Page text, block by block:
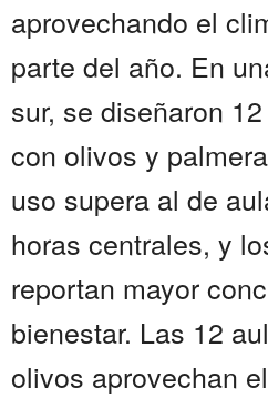
aprovechando el
parte del año. En
sur, se diseñaron
con olivos y
uso supera al de
horas centrales, y
reportan mayor
bienestar. Las 12
olivos aprovechan